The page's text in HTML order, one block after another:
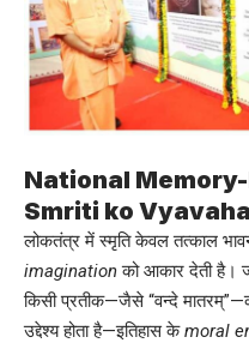
National Memory-
Smriti ko
लोकतंत्र में स्मृति केवल तत्काल
imaginationको आकार देती है।
किसी प्रतीक—जैसे “वन्दे
उद्देश्य होता है—इतिहास केmoral